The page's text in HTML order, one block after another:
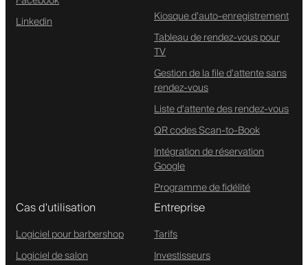
Linkedin
Kiosque d'auto-enregistrement
Tableau de rendez-vous pour
TV
Gestion de la file d'attente sans
rendez-vous
Liste d'attente des rendez-vous
QR codes Scan-to-Book
Intégration de réservation
Google
Programme de fidélité
Cas d'utilisation
Logiciel pour barbershop
Logiciel de salon
Entreprise
Tarifs
Investisseurs